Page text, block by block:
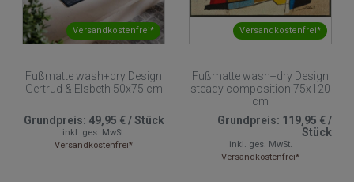
Versandkostenfrei*
Fußmatte wash+dry Design
Gertrud & Elsbeth 50x75 cm
Grundpreis: 49,95 €/Stück
inkl. ges. MwSt.
Versandkostenfrei*
Versandkostenfrei*
Fußmatte wash+dry Design
steady composition 75x120
cm
Grundpreis: 119,95 €/
Stück
inkl. ges. MwSt.
Versandkostenfrei*